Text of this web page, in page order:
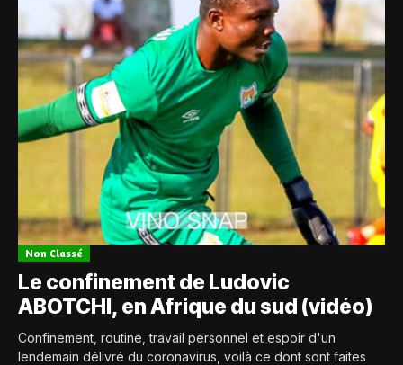
Non Classé
Le confinement de Ludovic
ABOTCHI, en Afrique du sud (vidéo)
Confinement, routine, travail personnel et espoir d'un
lendemain délivré du coronavirus, voilà ce dont sont faites